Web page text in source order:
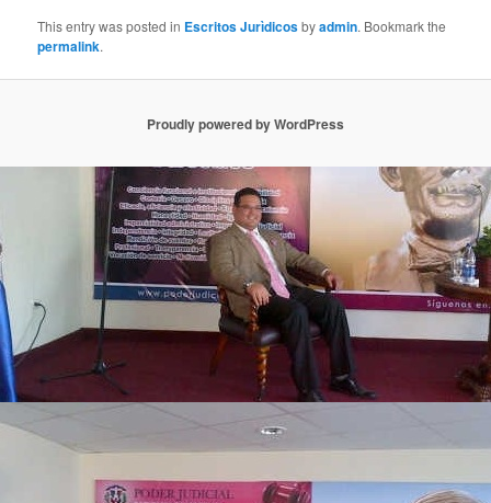
This entry was posted in Escritos Jurìdicosbyadmin. Bookmark the
permalink.
Proudly powered by WordPress